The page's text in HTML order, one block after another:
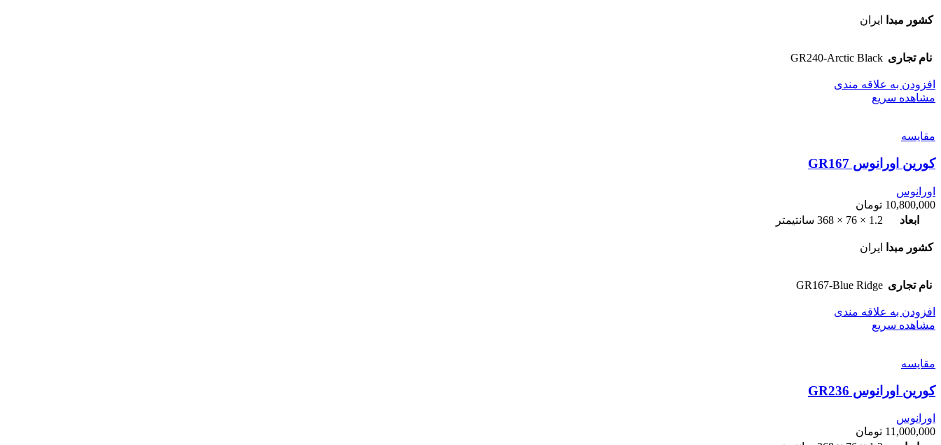
کشور مبدا ایران
نام تجاری GR240-Arctic Black
افزودن به علاقه مندی
مشاهده سریع
مقایسه
کورین اورانوس GR167
اورانوس
10,800,000 تومان
ابعاد
1.2 × 76 × 368 سانتیمتر
کشور مبدا ایران
نام تجاری GR167-Blue Ridge
افزودن به علاقه مندی
مشاهده سریع
مقایسه
کورین اورانوس GR236
اورانوس
11,000,000 تومان